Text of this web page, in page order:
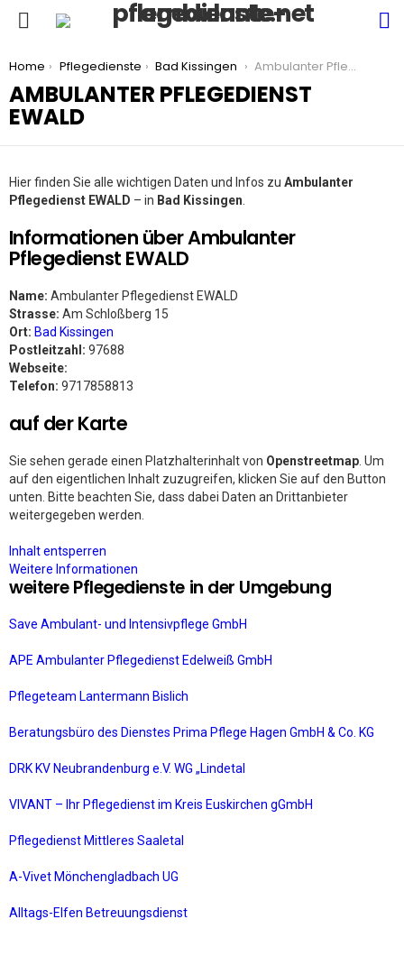
You are here:
Home Pflegedienste Bad Kissingen Ambulanter Pflegedienst EWALD
AMBULANTER PFLEGEDIENST
EWALD
Hier finden Sie alle wichtigen Daten und Infos zu Ambulanter
Pflegedienst EWALD – in Bad Kissingen
Informationen über Ambulanter
Pflegedienst EWALD
Name: Ambulanter Pflegedienst EWALD
Strasse: Am Schloßberg 15
Ort: Bad Kissingen
Postleitzahl: 97688
Webseite:
Telefon: 9717858813
auf der Karte
Sie sehen gerade einen Platzhalterinhalt von Openstreetmap . Um
auf den eigentlichen Inhalt zuzugreifen, klicken Sie auf den Button
unten. Bitte beachten Sie, dass dabei Daten an Drittanbieter
weitergegeben werden.
Inhalt entsperren
Weitere Informationen
weitere Pflegedienste in der Umgebung
Save Ambulant- und Intensivpflege GmbH
APE Ambulanter Pflegedienst Edelweiß GmbH
Pflegeteam Lantermann Bislich
Beratungsbüro des Dienstes Prima Pflege Hagen GmbH & Co. KG
DRK KV Neubrandenburg e.V. WG „Lindetal
VIVANT – Ihr Pflegedienst im Kreis Euskirchen gGmbH
Pflegedienst Mittleres Saaletal
A-Vivet Mönchengladbach UG
Alltags-Elfen Betreuungsdienst